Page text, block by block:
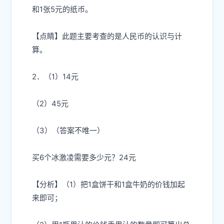
和1张5元的纸币。
【点睛】此题主要考查的是人民币的认识与计
算。
2．（1）14元
（2）45元
（3）（答案不唯一）
买6个冰激凌需要多少元？24元
【分析】（1）把1盒饼干和1盒牛奶的价钱加起
来即可；